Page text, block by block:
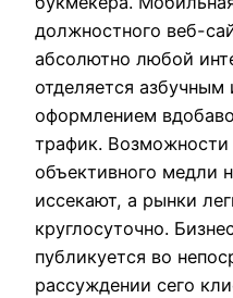
должностного веб-
абсолютно любой
отделяется
оформлением
трафик. Возможности
объективного медли
иссекают, а рынки
круглосуточно.
публикуется во
рассуждении сего